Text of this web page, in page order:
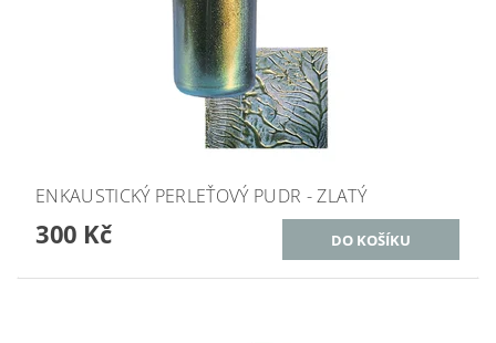
ENKAUSTICKÝ PERLEŤOVÝ PUDR - ZLATÝ
300 Kč